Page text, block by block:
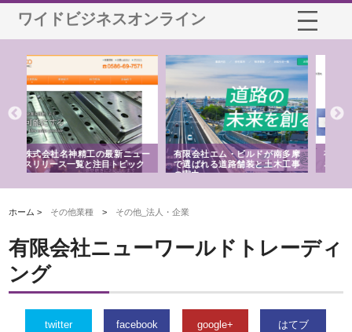
ワイドビジネスオンライン
ドが南多摩
と土木工事
有限会社松幸商店が手がける織
ネームと下げ札の製造技術
北海道軽金属株式会社がスノ
フライとテーパーブロックの
用ページを新設
ホーム > その他業種 > その他_法人・企業
有限会社ニューワールドトレーディ
ング
twitter facebook google+ はてブ